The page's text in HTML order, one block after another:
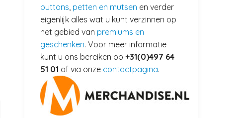
buttons, petten en mutsen en verder
eigenlijk alles wat u kunt verzinnen op
het gebied van premiums en
geschenken. Voor meer informatie
kunt u ons bereiken op +31(0)497 64
51 01 of via onze contactpagina.